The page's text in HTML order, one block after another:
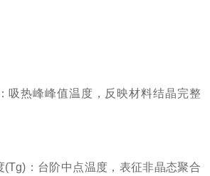
热峰峰值温度，反映材料结晶完整
：台阶中点温度，表征非晶态聚合